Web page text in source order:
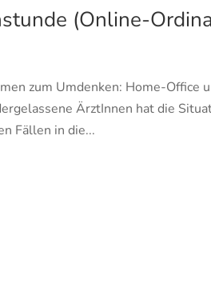
(Online-
zum Umdenken: Home-Office
ÄrztInnen hat die
Fällen in die...